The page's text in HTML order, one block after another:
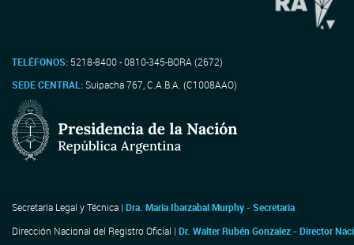
TELÉFONOS: 5218-8400 - 0810-345-BORA (2672)
SEDE CENTRAL:Suipacha 767, C.A.B.A. (C1008AAO)
Secretaría Legal y Técnica | Dra. María Ibarzabal Murphy - Secretaria
Dirección Nacional del Registro Oficial | Dr. Walter Rubén Gonzalez - Director